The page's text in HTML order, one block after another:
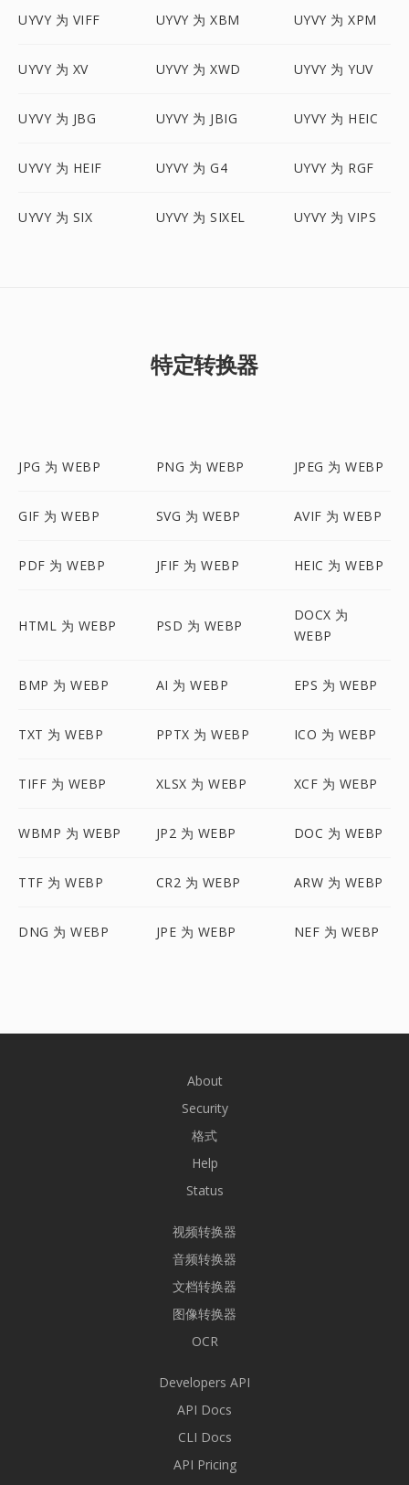
UYVY 为 VIFF UYVY 为 XBM UYVY 为 XPM
UYVY 为 XV UYVY 为 XWD UYVY 为 YUV
UYVY 为 JBG UYVY 为 JBIG UYVY 为 HEIC
UYVY 为 HEIF UYVY 为 G4 UYVY 为 RGF
UYVY 为 SIX UYVY 为 SIXEL UYVY 为 VIPS
特定转换器
JPG 为 WEBP PNG 为 WEBP JPEG 为 WEBP
GIF 为 WEBP SVG 为 WEBP AVIF 为 WEBP
PDF 为 WEBP JFIF 为 WEBP HEIC 为 WEBP
HTML 为 WEBP PSD 为 WEBP
DOCX 为
WEBP
BMP 为 WEBP AI 为 WEBP EPS 为 WEBP
TXT 为 WEBP PPTX 为 WEBP ICO 为 WEBP
TIFF 为 WEBP XLSX 为 WEBP XCF 为 WEBP
WBMP 为 WEBP JP2 为 WEBP DOC 为 WEBP
TTF 为 WEBP CR2 为 WEBP ARW 为 WEBP
DNG 为 WEBP JPE 为 WEBP NEF 为 WEBP
About
Security
格式
Help
Status
视频转换器
音频转换器
文档转换器
图像转换器
OCR
Developers API
API Docs
CLI Docs
API Pricing